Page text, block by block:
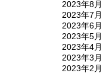
2023年8月
2023年7月
2023年6月
2023年5月
2023年4月
2023年3月
2023年2月